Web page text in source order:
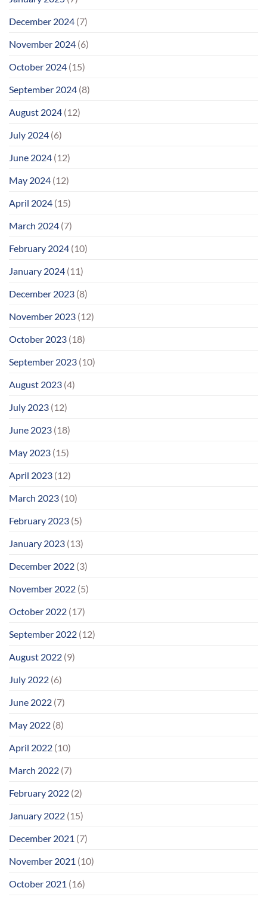
December 2024 (7)
November 2024 (6)
October 2024 (15)
September 2024 (8)
August 2024 (12)
July 2024 (6)
June 2024 (12)
May 2024 (12)
April 2024 (15)
March 2024 (7)
February 2024 (10)
January 2024 (11)
December 2023 (8)
November 2023 (12)
October 2023 (18)
September 2023 (10)
August 2023 (4)
July 2023 (12)
June 2023 (18)
May 2023 (15)
April 2023 (12)
March 2023 (10)
February 2023 (5)
January 2023 (13)
December 2022 (3)
November 2022 (5)
October 2022 (17)
September 2022 (12)
August 2022 (9)
July 2022 (6)
June 2022 (7)
May 2022 (8)
April 2022 (10)
March 2022 (7)
February 2022 (2)
January 2022 (15)
December 2021 (7)
November 2021 (10)
October 2021 (16)